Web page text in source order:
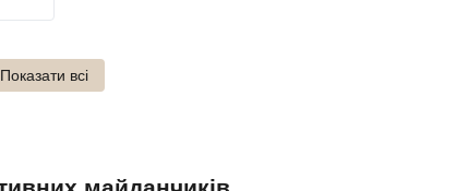
Показати всі